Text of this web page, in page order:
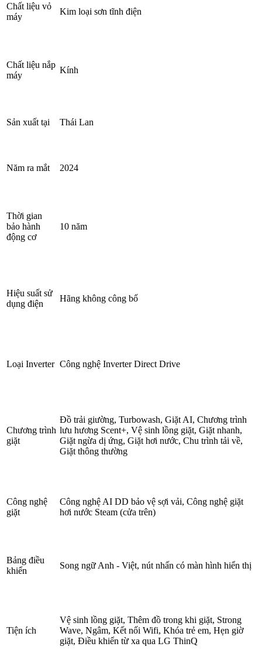
Chất liệu vỏ
máy
Kim loại sơn tĩnh điện
Chất liệu nắp
máy
Kính
Sản xuất tại Thái Lan
Năm ra mắt 2024
Thời gian
bảo hành
động cơ
10 năm
Hiệu suất sử
dụng điện
Hãng không công bố
Loại Inverter Công nghệ Inverter Direct Drive
Chương trình
giặt
Đồ trải giường, Turbowash, Giặt AI, Chương trình
lưu hương Scent+, Vệ sinh lồng giặt, Giặt nhanh,
Giặt ngừa dị ứng, Giặt hơi nước, Chu trình tải về,
Giặt thông thường
Công nghệ
giặt
Công nghệ AI DD bảo vệ sợi vải, Công nghệ giặt
hơi nước Steam (cửa trên)
Bảng điều
khiển
Song ngữ Anh - Việt, nút nhấn có màn hình hiển thị
Tiện ích
Vệ sinh lồng giặt, Thêm đồ trong khi giặt, Strong
Wave, Ngâm, Kết nối Wifi, Khóa trẻ em, Hẹn giờ
giặt, Điều khiển từ xa qua LG ThinQ